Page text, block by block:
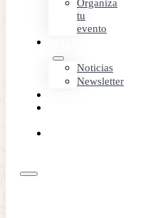
Organiza
tu
evento
Noticias
Newsletter